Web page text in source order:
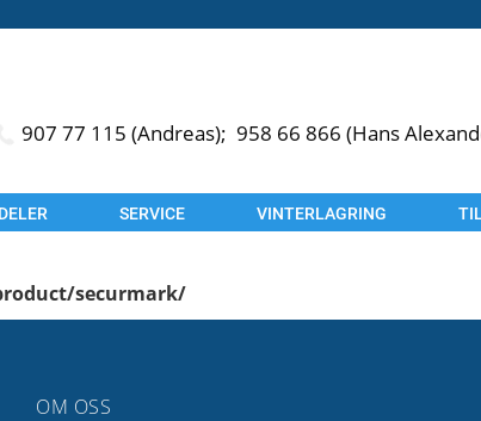
907 77 115 (Andreas); 958 66 866 (Hans
DELER SERVICE VINTERLAGRING
securmark/
OM OSS